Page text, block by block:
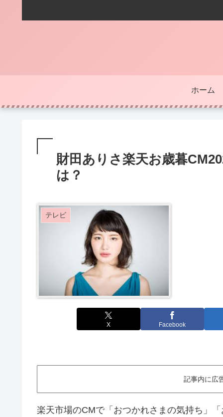
ホーム
財田ありさ楽天お歳暮
は？
テレビ
X Facebook
記事内に広
楽天市場のCMで「おつかれさまの気持ち」